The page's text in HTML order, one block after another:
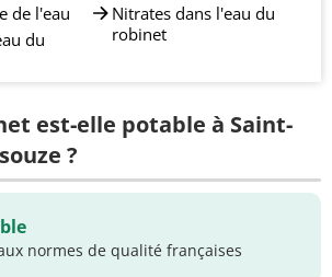
de l'eau
du
Nitrates dans l'eau du
robinet
est-elle potable à Saint-
?
normes de qualité françaises